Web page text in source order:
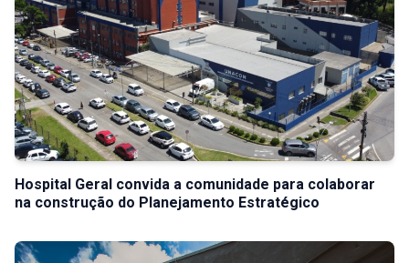
Hospital Geral convida a comunidade para colaborar
na construção do Planejamento Estratégico